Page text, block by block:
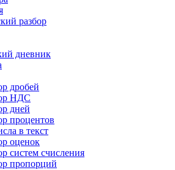
разбор
дневник
дробей
НДС
дней
процентов
в текст
оценок
систем счисления
пропорций